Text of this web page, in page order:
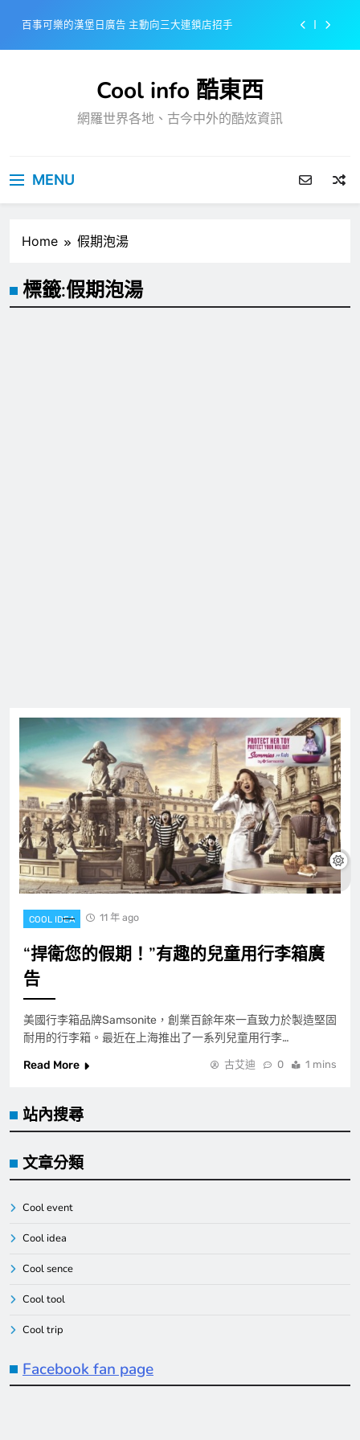
content
百事可樂的漢堡日廣告 主動向三大連鎖店招手
戴著金牌的醬油瓶 市佔率第一的龜甲萬廣告
感動落淚也笑到流淚的斷髮式
Cool info 酷東西
網羅世界各地、古今中外的酷炫資訊
MENU
Home 假期泡湯
標籤:假期泡湯
COOL IDEA 11 年 ago
“捍衛您的假期！”有趣的兒童用行李箱廣
告
美國行李箱品牌Samsonite，創業百餘年來一直致力於製造堅固
耐用的行李箱。最近在上海推出了一系列兒童用行李…
Read More
古艾迪 0 1 mins
站內搜尋
文章分類
Cool event
Cool idea
Cool sence
Cool tool
Cool trip
Facebook fan page